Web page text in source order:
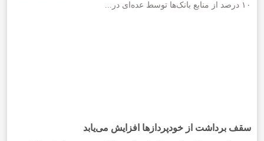
۱۰ درصد از منابع بانک‌ها توسط عده‌ای در...
سقف برداشت از خودپردازها افزایش می‌یابد